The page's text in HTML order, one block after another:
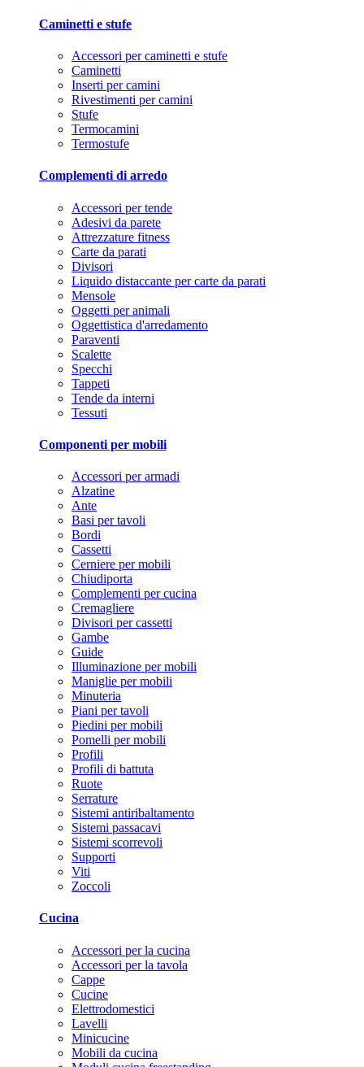
Caminetti e stufe
Accessori per caminetti e stufe
Caminetti
Inserti per camini
Rivestimenti per camini
Stufe
Termocamini
Termostufe
Complementi di arredo
Accessori per tende
Adesivi da parete
Attrezzature fitness
Carte da parati
Divisori
Liquido distaccante per carte da parati
Mensole
Oggetti per animali
Oggettistica d'arredamento
Paraventi
Scalette
Specchi
Tappeti
Tende da interni
Tessuti
Componenti per mobili
Accessori per armadi
Alzatine
Ante
Basi per tavoli
Bordi
Cassetti
Cerniere per mobili
Chiudiporta
Complementi per cucina
Cremagliere
Divisori per cassetti
Gambe
Guide
Illuminazione per mobili
Maniglie per mobili
Minuteria
Piani per tavoli
Piedini per mobili
Pomelli per mobili
Profili
Profili di battuta
Ruote
Serrature
Sistemi antiribaltamento
Sistemi passacavi
Sistemi scorrevoli
Supporti
Viti
Zoccoli
Cucina
Accessori per la cucina
Accessori per la tavola
Cappe
Cucine
Elettrodomestici
Lavelli
Minicucine
Mobili da cucina